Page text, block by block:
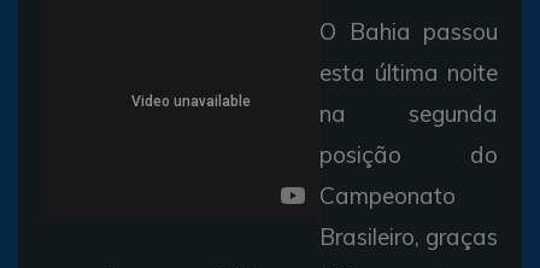
O Bahia passou
esta última noite
na segunda
posição do
Campeonato
Brasileiro, graças